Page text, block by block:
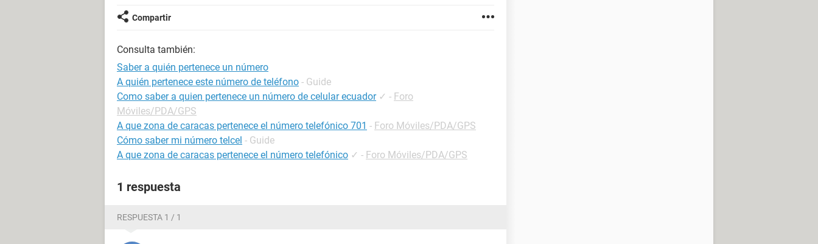
Compartir
Consulta también:
Saber a quién pertenece un número
A quién pertenece este número de teléfono - Guide
Como saber a quien pertenece un número de celular ecuador ✓ - Foro
Móviles/PDA/GPS
A que zona de caracas pertenece el número telefónico 701 - Foro Móviles/PDA/GPS
Cómo saber mi número telcel - Guide
A que zona de caracas pertenece el número telefónico ✓ - Foro Móviles/PDA/GPS
1 respuesta
RESPUESTA 1 / 1